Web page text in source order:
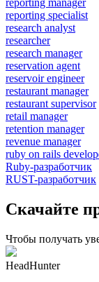
reporting specialist
research analyst
researcher
research manager
reservation agent
reservoir engineer
restaurant manager
restaurant supervisor
retail manager
retention manager
revenue manager
ruby on rails
Ruby-разработчик
RUST-разработчик
Скачайте
Чтобы получать
HeadHunter